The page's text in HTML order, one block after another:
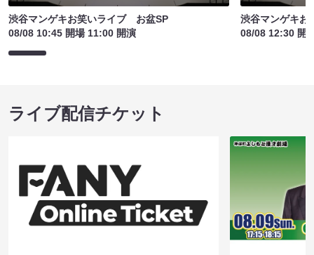
渋谷マンゲキお笑いライブ お盆SP
08/08 10:45 開場 11:00 開演
渋谷マンゲキ
08/08 12:30 開
ライブ配信チケット